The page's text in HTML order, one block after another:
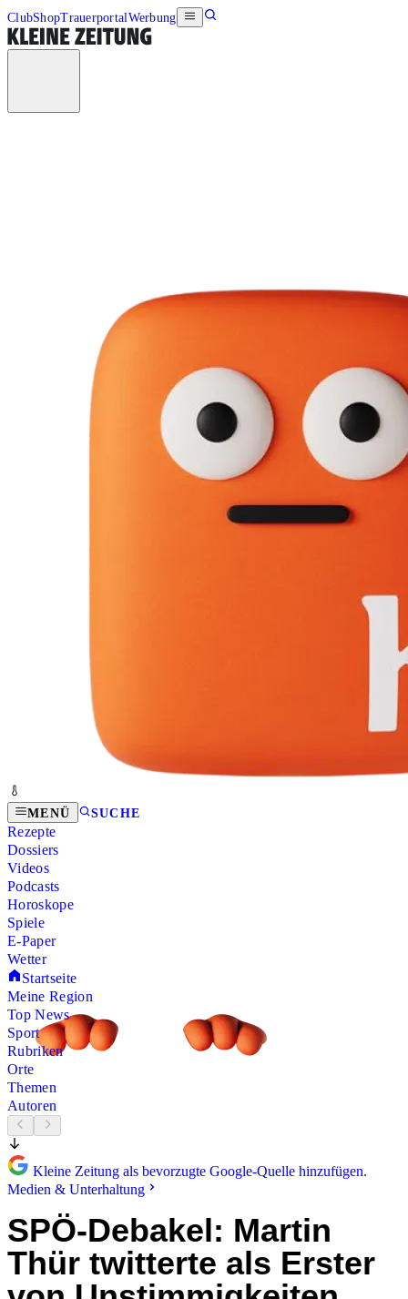
ClubShopTrauerportalWerbung
MENÜ SUCHE
Rezepte
Dossiers
Videos
Podcasts
Horoskope
Spiele
E-Paper
Wetter
Startseite
Meine Region
Top News
Sport
Rubriken
Orte
Themen
Autoren
Kleine Zeitung als bevorzugte Google-Quelle hinzufügen.
Medien & Unterhaltung
SPÖ-Debakel: Martin
Thür twitterte als Erster